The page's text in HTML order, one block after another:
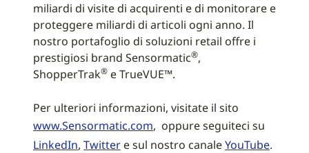
miliardi di visite di acquirenti e di monitorare e
proteggere miliardi di articoli ogni anno. Il
nostro portafoglio di soluzioni retail offre i
prestigiosi brand Sensormatic®,
ShopperTrak® e TrueVUE™.
Per ulteriori informazioni, visitate il sito
www.Sensormatic.com, oppure seguiteci su
LinkedIn, Twitter e sul nostro canaleYouTube.